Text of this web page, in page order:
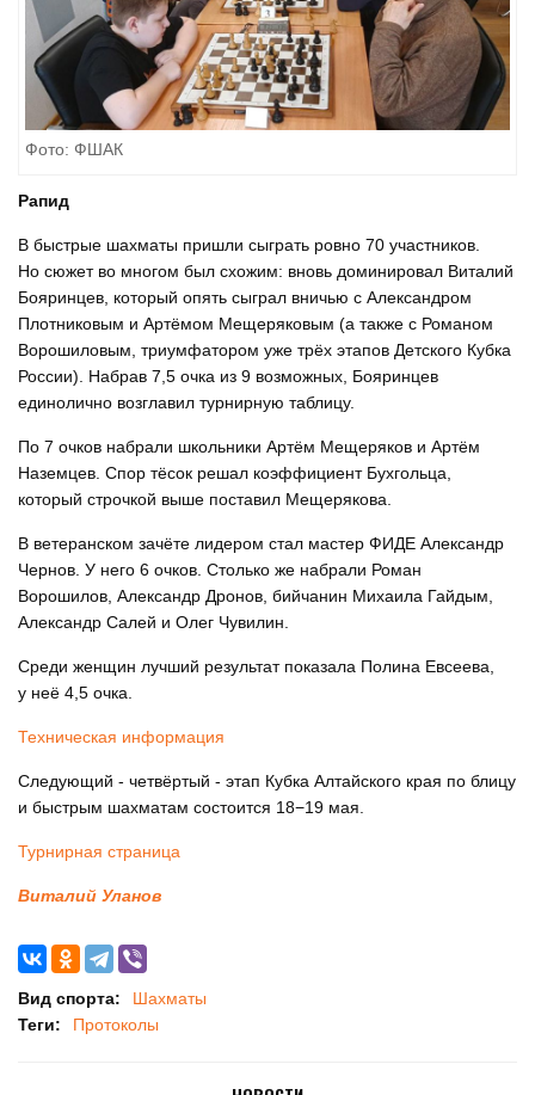
Фото: ФШАК
Рапид
В быстрые шахматы пришли сыграть ровно 70 участников.
Но сюжет во многом был схожим: вновь доминировал Виталий
Бояринцев, который опять сыграл вничью с Александром
Плотниковым и Артёмом Мещеряковым (а также с Романом
Ворошиловым, триумфатором уже трёх этапов Детского Кубка
России). Набрав 7,5 очка из 9 возможных, Бояринцев
единолично возглавил турнирную таблицу.
По 7 очков набрали школьники Артём Мещеряков и Артём
Наземцев. Спор тёсок решал коэффициент Бухгольца,
который строчкой выше поставил Мещерякова.
В ветеранском зачёте лидером стал мастер ФИДЕ Александр
Чернов. У него 6 очков. Столько же набрали Роман
Ворошилов, Александр Дронов, бийчанин Михаила Гайдым,
Александр Салей и Олег Чувилин.
Среди женщин лучший результат показала Полина Евсеева,
у неё 4,5 очка.
Техническая информация
Следующий - четвёртый - этап Кубка Алтайского края по блицу
и быстрым шахматам состоится 18−19 мая.
Турнирная страница
Виталий Уланов
Вид спорта:
Шахматы
Теги:
Протоколы